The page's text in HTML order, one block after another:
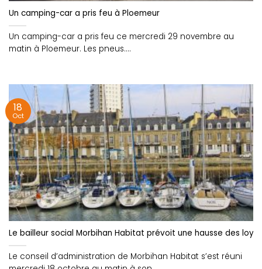
Un camping-car a pris feu à Ploemeur
Un camping-car a pris feu ce mercredi 29 novembre au
matin à Ploemeur. Les pneus....
Le bailleur social Morbihan Habitat prévoit une hausse des
Le conseil d’administration de Morbihan Habitat s’est réuni
18
Oct